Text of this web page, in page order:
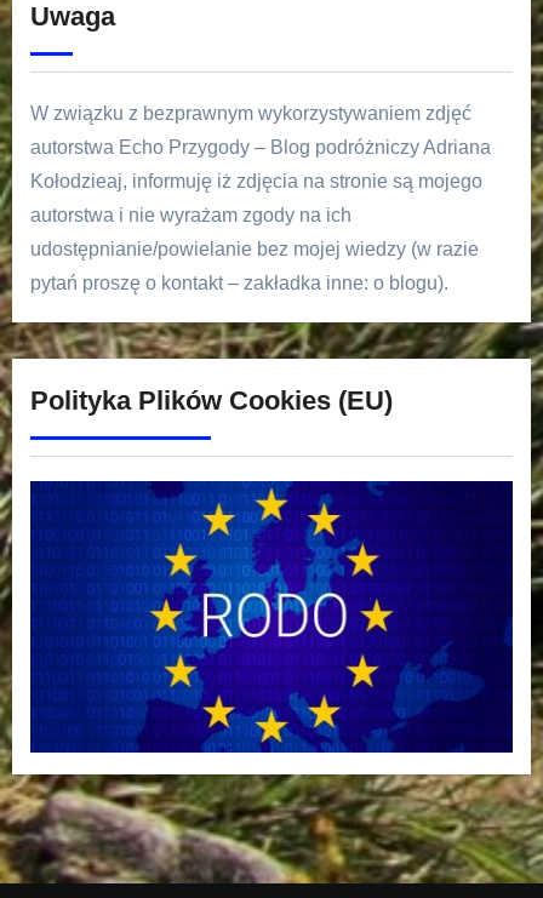
Uwaga
W związku z bezprawnym wykorzystywaniem zdjęć
autorstwa Echo Przygody – Blog podróżniczy Adriana
Kołodzieaj, informuję iż zdjęcia na stronie są mojego
autorstwa i nie wyrażam zgody na ich
udostępnianie/powielanie bez mojej wiedzy (w razie
pytań proszę o kontakt – zakładka inne: o blogu).
Polityka Plików Cookies (EU)